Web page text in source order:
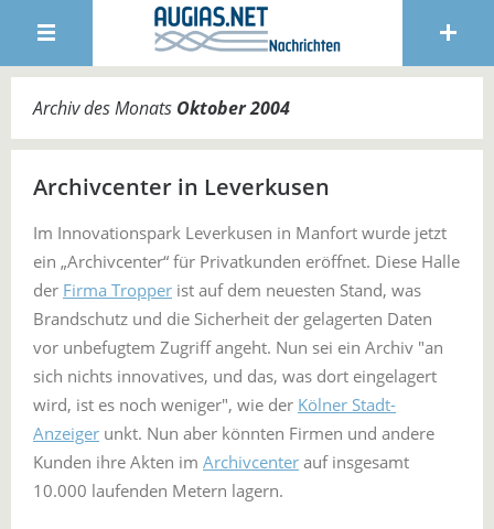
Archiv des Monats Oktober 2004
Archivcenter in Leverkusen
Im Innovationspark Leverkusen in Manfort wurde jetzt
ein „Archivcenter“ für Privatkunden eröffnet. Diese Halle
der Firma Tropper ist auf dem neuesten Stand, was
Brandschutz und die Sicherheit der gelagerten Daten
vor unbefugtem Zugriff angeht. Nun sei ein Archiv "an
sich nichts innovatives, und das, was dort eingelagert
wird, ist es noch weniger", wie der Kölner Stadt-
Anzeiger unkt. Nun aber könnten Firmen und andere
Kunden ihre Akten im Archivcenter auf insgesamt
10.000 laufenden Metern lagern.